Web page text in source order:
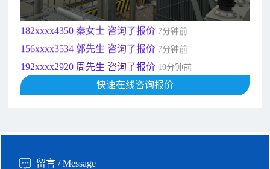
181xxxx7531 苟先生 咨询了报价5分钟前
182xxxx4350 秦女士 咨询了报价 7分钟前
156xxxx3534 郭先生 咨询了报价 7分钟前
192xxxx2920 周先生 咨询了报价 10分钟前
189xxxx6562 王先生 咨询了报价1秒前
快速在线咨询报价